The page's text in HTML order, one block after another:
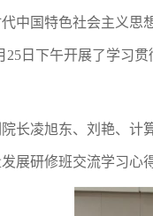
中国特色社会主义思
25日下午开展了学习
长凌旭东、刘艳、计
展研修班交流学习心得